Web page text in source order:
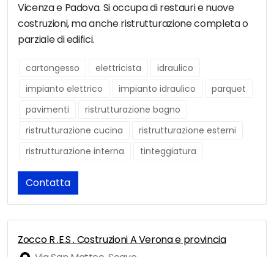
Vicenza e Padova. Si occupa di restauri e nuove
costruzioni, ma anche ristrutturazione completa o
parziale di edifici.
cartongesso elettricista
idraulico
impianto elettrico
impianto idraulico
parquet
pavimenti
ristrutturazione bagno
ristrutturazione cucina
ristrutturazione esterni
ristrutturazione interna
tinteggiatura
Contatta
Zocco R .E.S . Costruzioni A Verona e provincia